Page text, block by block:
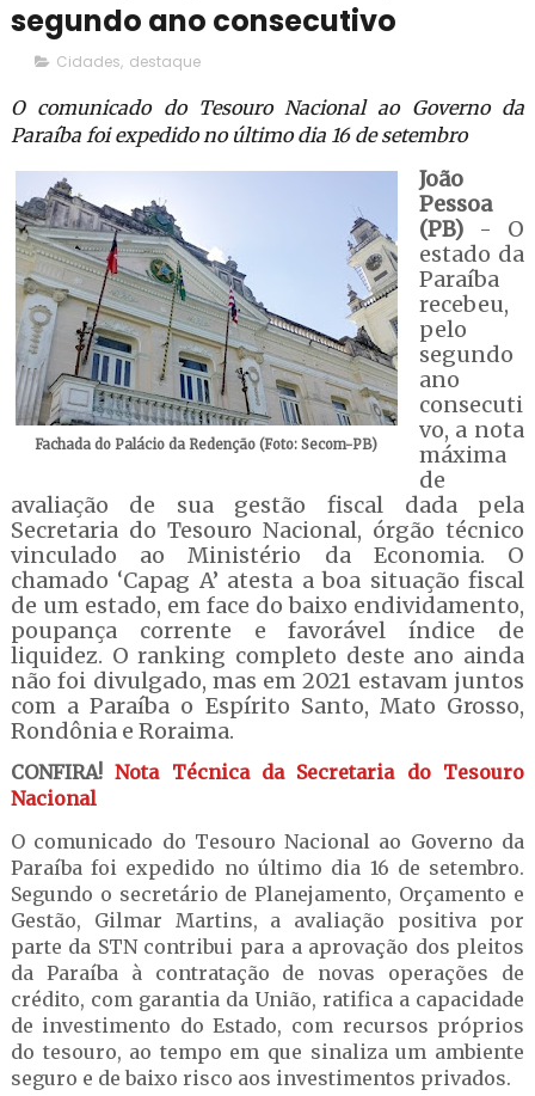
segundo ano consecutivo
Cidades, destaque
O comunicado do Tesouro Nacional ao Governo da
Paraíba foi expedido no último dia 16 de setembro
Fachada do Palácio da Redenção (Foto: Secom-PB)
João
Pessoa
(PB)- O
estado da
Paraíba
recebeu,
pelo
segundo
ano
consecuti
vo, a nota
máxima
de
avaliação de sua gestão fiscal dada pela
Secretaria do Tesouro Nacional, órgão técnico
vinculado ao Ministério da Economia. O
chamado ‘Capag A’ atesta a boa situação fiscal
de um estado, em face do baixo endividamento,
poupança corrente e favorável índice de
liquidez. O ranking completo deste ano ainda
não foi divulgado, mas em 2021 estavam juntos
com a Paraíba o Espírito Santo, Mato Grosso,
Rondônia e Roraima.
CONFIRA!Nota Técnica da Secretaria do Tesouro
Nacional
O comunicado do Tesouro Nacional ao Governo da
Paraíba foi expedido no último dia 16 de setembro.
Segundo o secretário de Planejamento, Orçamento e
Gestão, Gilmar Martins, a avaliação positiva por
parte da STN contribui para a aprovação dos pleitos
da Paraíba à contratação de novas operações de
crédito, com garantia da União, ratifica a capacidade
de investimento do Estado, com recursos próprios
do tesouro, ao tempo em que sinaliza um ambiente
seguro e de baixo risco aos investimentos privados.